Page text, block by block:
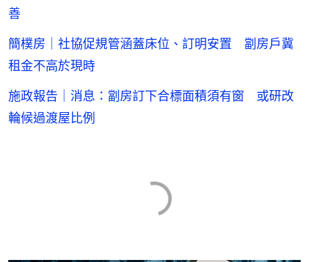
善
簡樸房｜社協促規管涵蓋床位、訂明安置 劏房戶冀
租金不高於現時
施政報告｜消息：劏房訂下合標面積須有窗 或研改
輪候過渡屋比例